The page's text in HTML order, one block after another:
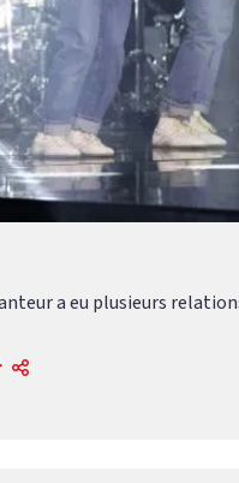
a eu plusieurs